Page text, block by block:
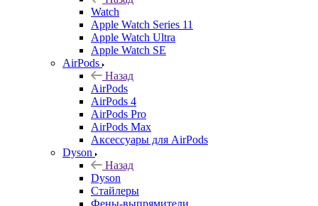
Watch
Apple Watch Series 11
Apple Watch Ultra
Apple Watch SE
AirPods
Назад
AirPods
AirPods 4
AirPods Pro
AirPods Max
Аксессуары для AirPods
Dyson
Назад
Dyson
Стайлеры
Фены-выпрямители